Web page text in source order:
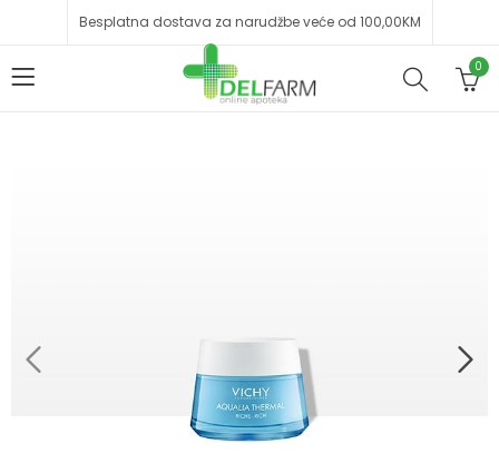
Besplatna dostava za narudžbe veće od 100,00KM
0